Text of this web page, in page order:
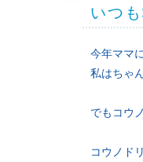
いつ
今年ママ
私はちゃ
でもコウ
コウノド